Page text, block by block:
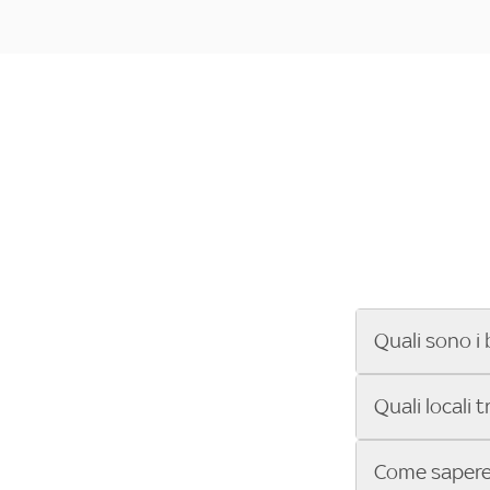
Quali sono i
Se cerchi un
ENILIVE, la
Sky Bar ti
Quali locali
Vuoi sapere
Come